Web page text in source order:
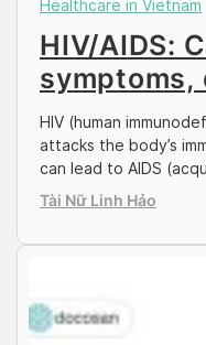
Healthcare in Vietnam
HIV/AIDS:
symptoms,
prevention
HIV (human
attacks the body’s
can lead to AIDS
syndrome). Join
Tài Nữ Linh Hảo